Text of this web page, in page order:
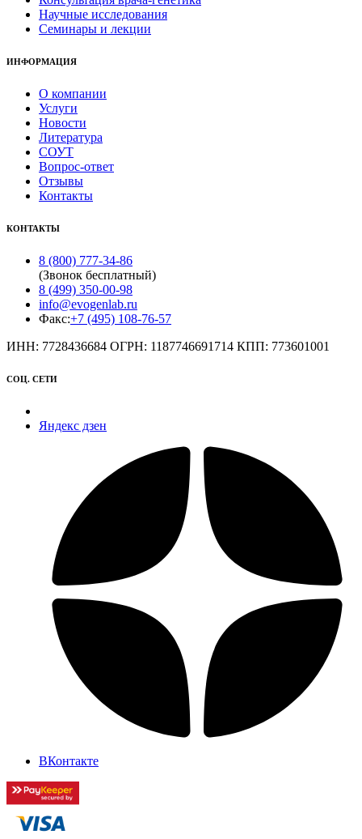
Научные исследования
Семинары и лекции
ИНФОРМАЦИЯ
О компании
Услуги
Новости
Литература
СОУТ
Вопрос-ответ
Отзывы
Контакты
КОНТАКТЫ
8 (800) 777-34-86
(Звонок бесплатный)
8 (499) 350-00-98
info@evogenlab.ru
Факс:+7 (495) 108-76-57
ИНН: 7728436684 ОГРН: 1187746691714 КПП: 773601001
СОЦ. СЕТИ
Яндекс дзен
ВКонтакте